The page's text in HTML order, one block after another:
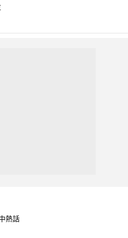
熱話